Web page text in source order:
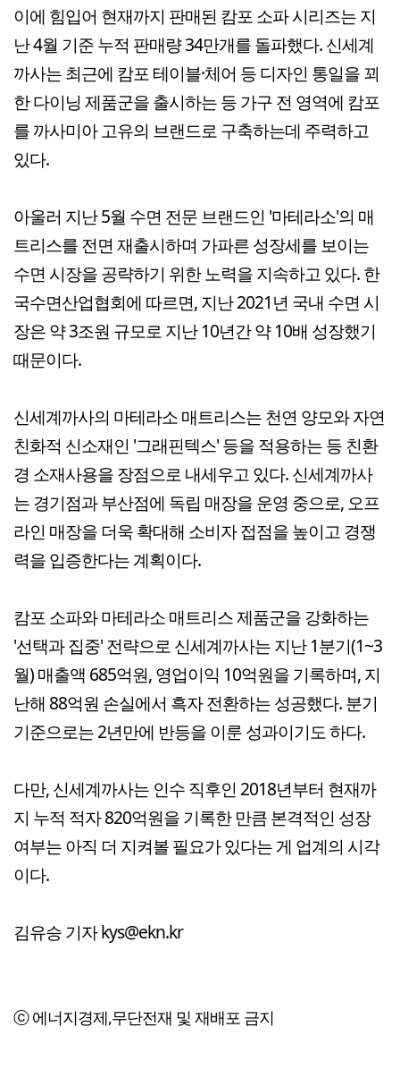
이에 힘입어 현재까지 판매된 캄포 소파 시리즈는 지
난 4월 기준 누적 판매량 34만개를 돌파했다. 신세계
까사는 최근에 캄포 테이블·체어 등 디자인 통일을 꾀
한 다이닝 제품군을 출시하는 등 가구 전 영역에 캄포
를 까사미아 고유의 브랜드로 구축하는데 주력하고
있다.
아울러 지난 5월 수면 전문 브랜드인 '마테라소'의 매
트리스를 전면 재출시하며 가파른 성장세를 보이는
수면 시장을 공략하기 위한 노력을 지속하고 있다. 한
국수면산업협회에 따르면, 지난 2021년 국내 수면 시
장은 약 3조원 규모로 지난 10년간 약 10배 성장했기
때문이다.
신세계까사의 마테라소 매트리스는 천연 양모와 자연
친화적 신소재인 '그래핀텍스' 등을 적용하는 등 친환
경 소재사용을 장점으로 내세우고 있다. 신세계까사
는 경기점과 부산점에 독립 매장을 운영 중으로, 오프
라인 매장을 더욱 확대해 소비자 접점을 높이고 경쟁
력을 입증한다는 계획이다.
캄포 소파와 마테라소 매트리스 제품군을 강화하는
'선택과 집중' 전략으로 신세계까사는 지난 1분기(1~3
월) 매출액 685억원, 영업이익 10억원을 기록하며, 지
난해 88억원 손실에서 흑자 전환하는 성공했다. 분기
기준으로는 2년만에 반등을 이룬 성과이기도 하다.
다만, 신세계까사는 인수 직후인 2018년부터 현재까
지 누적 적자 820억원을 기록한 만큼 본격적인 성장
여부는 아직 더 지켜볼 필요가 있다는 게 업계의 시각
이다.
김유승 기자 kys@ekn.kr
ⓒ 에너지경제,무단전재 및 재배포 금지